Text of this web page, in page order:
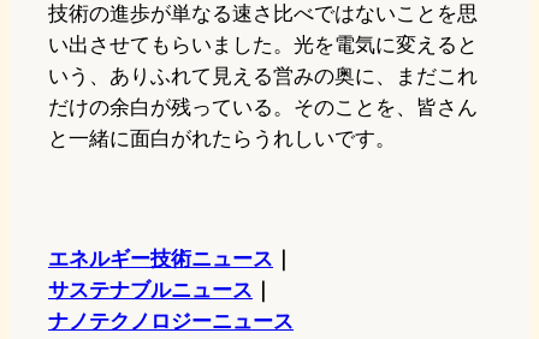
技術の進歩が単なる速さ比べではないことを思
い出させてもらいました。光を電気に変えると
いう、ありふれて見える営みの奥に、まだこれ
だけの余白が残っている。そのことを、皆さん
と一緒に面白がれたらうれしいです。
エネルギー技術ニュース
サステナブルニュース
ナノテクノロジーニュース